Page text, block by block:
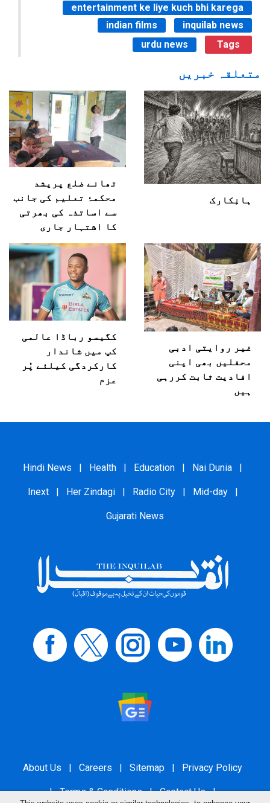
entertainment ke liye kuch bhi karega
indian films
inquilab news
urdu news
Tags
متعلقہ خبریں
ہانِکارک
تھانے ضلع پریشد
محکمۂ تعلیم کی جانب
سے اساتذہ کی بھرتی
کا اشتہار جاری
غیر روایتی ادبی
محفلیں بھی اپنی
افادیت ثابت کررہی
ہیں
کگیسو رباڈا عالمی
کپ میں شاندار
کارکردگی کیلئے پُر
عزم
Hindi News | Health | Education | Nai Dunia |
Inext | Her Zindagi | Radio City | Mid-day |
Gujarati News
About Us | Careers | Sitemap | Privacy Policy
| Terms & Conditions | Contact Us |